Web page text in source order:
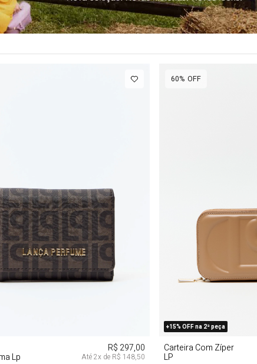
Lp
R$ 297,00
Até2x de R$ 148,50
+15% OFF na 2ª peça
60% OFF
Carteira Com Zíper
LP
8º
tenis
9º
t shirt
10º saia